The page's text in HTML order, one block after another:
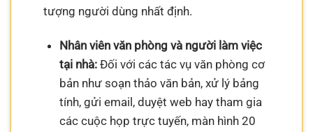
tượng người dùng nhất định.
Nhân viên văn phòng và người làm việc
tại nhà:Đối với các tác vụ văn phòng cơ
bản như soạn thảo văn bản, xử lý bảng
tính, gửi email, duyệt web hay tham gia
các cuộc họp trực tuyến, màn hình 20